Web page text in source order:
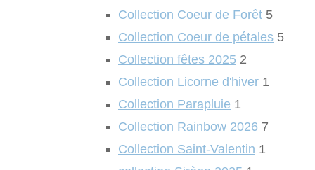
Collection Coeur de Forêt 5
Collection Coeur de pétales 5
Collection fêtes 2025 2
Collection Licorne d'hiver 1
Collection Parapluie 1
Collection Rainbow 2026 7
Collection Saint-Valentin 1